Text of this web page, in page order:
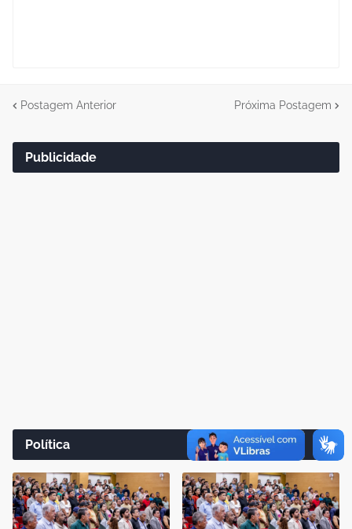
Postagem Anterior Próxima Postagem
Publicidade
Política